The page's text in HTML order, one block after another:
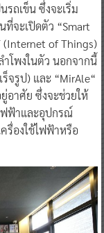
ถเข็น ซึ่งจะเริ่ม
จะเปิดตัว “Smart
(Internet of Things)
โพงในตัว นอกจากนี้
จรูป) และ “MirAle“
อาศัย ซึ่งจะช่วยให้
ฟฟ้าและอุปกรณ์
รื่องใช้ไฟฟ้าหรือ